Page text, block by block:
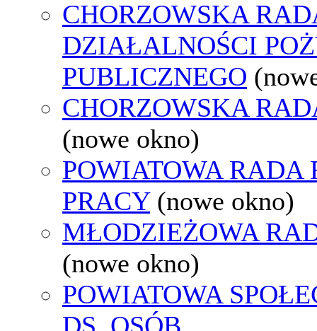
CHORZOWSKA
DZIAŁALNOŚCI
PUBLICZNEGO
CHORZOWSKA
(nowe okno)
POWIATOWA RADA
PRACY (nowe okno)
MŁODZIEŻOWA
(nowe okno)
POWIATOWA